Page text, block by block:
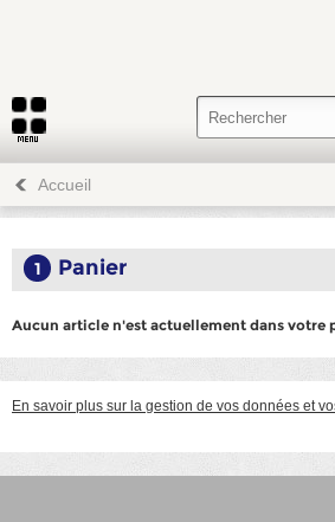
Accueil
1 Panier
Aucun article n'est actuellement dans votre
En savoir plus sur la gestion de vos données et